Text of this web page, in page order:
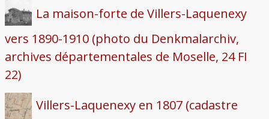
La maison-forte de Villers-Laquenexy
vers 1890-1910 (photo du Denkmalarchiv,
archives départementales de Moselle, 24 FI
22)
Villers-Laquenexy en 1807 (cadastre